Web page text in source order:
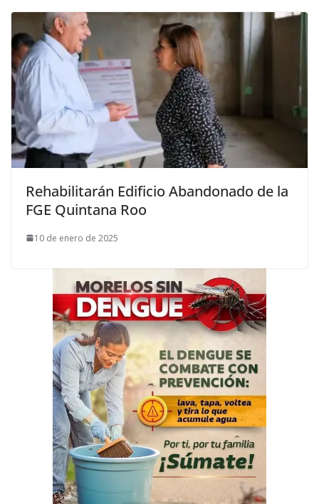
Rehabilitarán Edificio Abandonado de la
FGE Quintana Roo
10 de enero de 2025